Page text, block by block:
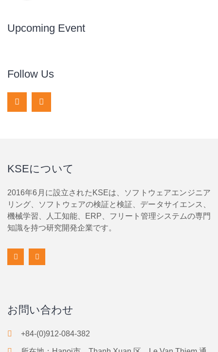
Upcoming Event
Follow Us
KSEについて
2016年6月に設立されたKSEは、ソフトウェアエンジニア
リング、ソフトウェアの検証と検証、データサイエンス、
機械学習、人工知能、ERP、フリート管理システムの専門
知識を持つ研究開発企業です。
お問い合わせ
+84-(0)912-084-382